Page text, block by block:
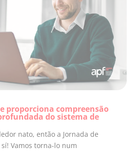
proporciona compreensão
do sistema de
nato, então a Jornada de
Vamos torna-lo num